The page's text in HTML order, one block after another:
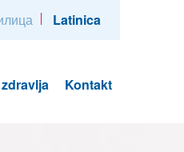
Latinica
Kontakt